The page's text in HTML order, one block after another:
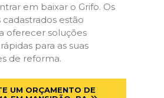
em baixar o Grifo. Os
cadastrados estão
oferecer soluções
para as suas
de reforma.
UM ORÇAMENTO DE